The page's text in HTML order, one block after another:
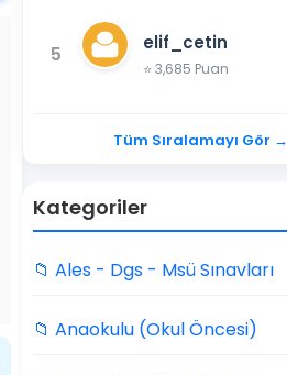
5 elif_cetin
⭐ 3,685 Puan
Tüm Sıralamayı Gör →
Kategoriler
📁 Ales - Dgs - Msü Sınavları
📁 Anaokulu (Okul Öncesi)